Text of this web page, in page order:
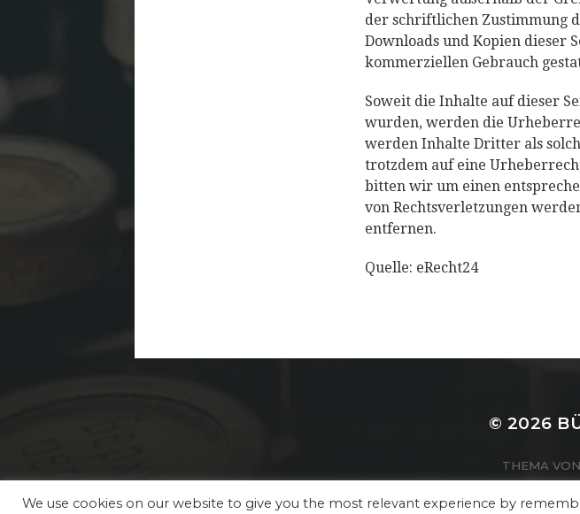
der schriftlichen Zustimmung
Downloads und Kopien dieser
kommerziellen Gebrauch
Soweit die Inhalte auf dieser
wurden, werden die
werden Inhalte Dritter als
trotzdem auf eine
bitten wir um einen
von Rechtsverletzungen
entfernen.
Quelle: eRecht24
© 2026
THEMA VON
We use cookies on our website to give you the most relevant experience by